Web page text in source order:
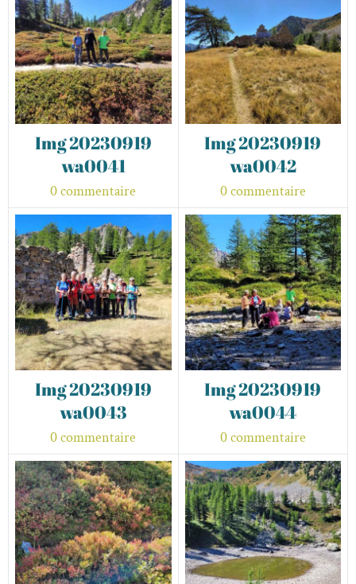
Img 20230919
wa0041
0 commentaire
Img 20230919
wa0042
0 commentaire
Img 20230919
wa0043
0 commentaire
Img 20230919
wa0044
0 commentaire